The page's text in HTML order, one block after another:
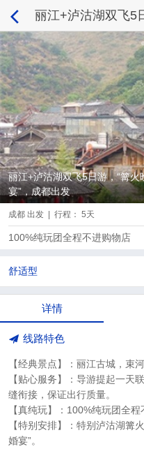
丽江+泸沽湖双飞5日游，“篝火
宴”，成都出发
成都 出发 | 行程： 5天
100%纯玩团全程不进购物店
舒适型
详情
线路特色
【经典景点】：丽江古城，束
【贴心服务】：导游提起一天
缝衔接，保证出行质量。
【真纯玩】：100%纯玩团全程
【特别安排】：特别泸沽湖篝
婚宴”。